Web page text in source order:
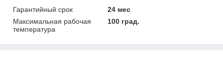
Гарантийный срок
24 мес
Максимальная рабочая
температура
100 град.